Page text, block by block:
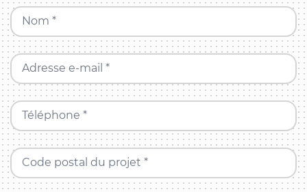
Nom *
Adresse e-mail *
Téléphone *
Code postal du projet *